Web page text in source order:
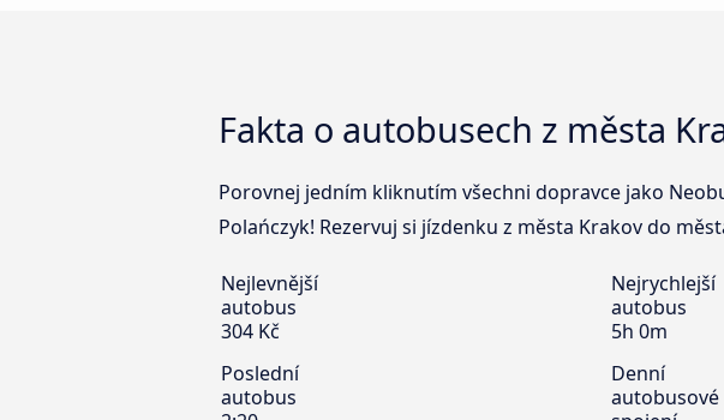
Fakta o autobusech z města
Porovnej jedním kliknutím všechni dopravce jako
Polańczyk! Rezervuj si jízdenku z města Krakov do
Nejlevnější
autobus
304 Kč
Nejrychlejší
autobus
5h 0m
Poslední
autobus
Denní
autobusové